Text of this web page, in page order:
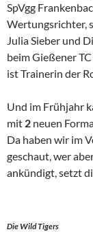
SpVgg
Wertungsrichter,
Julia Sieber und
beim Gießener
ist Trainerin der
Und im Frühjahr
mit 2 neuen
Da haben wir im
geschaut, wer
ankündigt, setzt
Die Wild Tigers